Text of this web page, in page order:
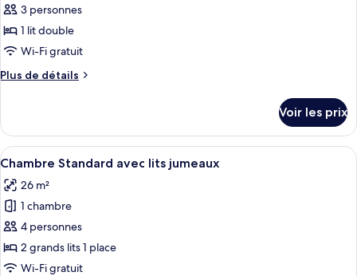
smoking
([Non-
smoking]Premium
Twin
City
view,
Non-
smoking
([Non-
Use))
pour
ce
type
chambre :
Standard
3 personnes
1 lit double
Wi-Fi gratuit
Plus de détails
Plus
le
type
de
Chambre
Double
Standard
Voir les prix
Afficher
toutes
les
photos
pour
ce
type
Une chambre d’hôtel moderne,
7
Chambre Standard avec lits jumeaux
26 m²
1 chambre
4 personnes
2 grands lits 1 place
Wi-Fi gratuit